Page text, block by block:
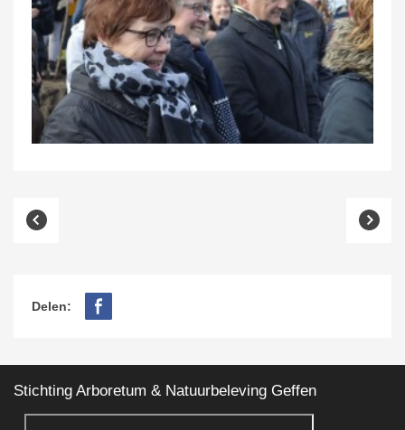
Delen:
Stichting Arboretum & Natuurbeleving Geffen